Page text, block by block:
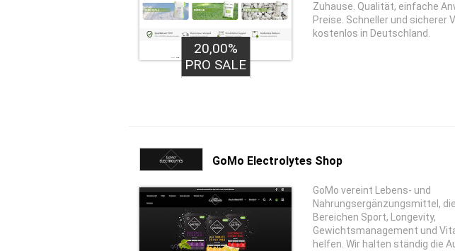
20,00%
PRO SALE
Zuhause. Qualität, einfache
Preise. Schneller und sicherer
kostenlos in Deutschland.
GoMo Electrolytes Shop
GoMo vereint Lebens- und
Nahrungsergänzungsmittel,
Bereichen Sport, Longevity,
Gewichtsmanagement und
helfen. Wir halten ständig die